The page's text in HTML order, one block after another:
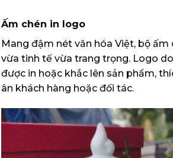
Ấm chén in logo
Mang đậm nét văn hóa Việt, bộ ấm
vừa tinh tế vừa trang trọng. Logo
được in hoặc khắc lên sản phẩm,
ân khách hàng hoặc đối tác.